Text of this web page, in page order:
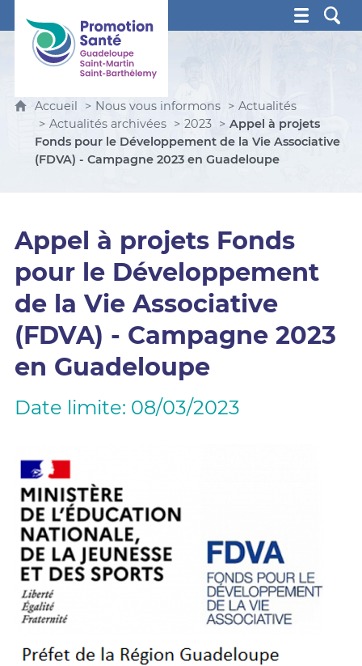
Promotion Santé Guadeloupe, Saint-Martin, Saint
Accueil Nous vous informons
Actualités
Actualités archivées
2023
Appel à projets
Fonds pour le Développement de la Vie Associative
(FDVA) - Campagne 2023 en Guadeloupe
Appel à projets Fonds
pour le Développement
de la Vie Associative
(FDVA) - Campagne 2023
en Guadeloupe
Date limite: 08/03/2023